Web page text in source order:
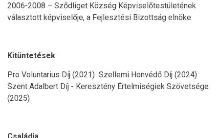
2006-2008 – Sződliget Község Képviselőtestületének
választott képviselője, a Fejlesztési Bizottság elnöke
Kitüntetések
Pro Voluntarius Díj (2021) Szellemi Honvédő Díj (2024)
Szent Adalbert Díj - Keresztény Értelmiségiek Szövetsége
(2025)
Családja